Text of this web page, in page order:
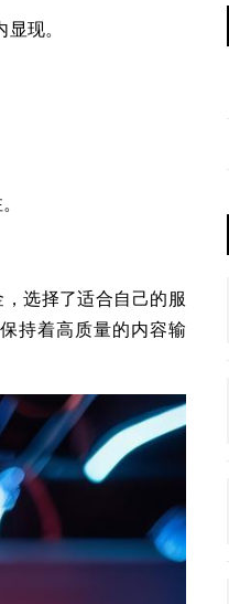
现。
选择了适合自己的服
持着高质量的内容输